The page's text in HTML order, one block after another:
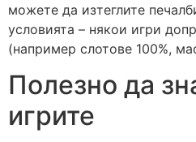
можете да изтеглите
условията – някои игри
(например слотове 100%,
Полезно да
игрите